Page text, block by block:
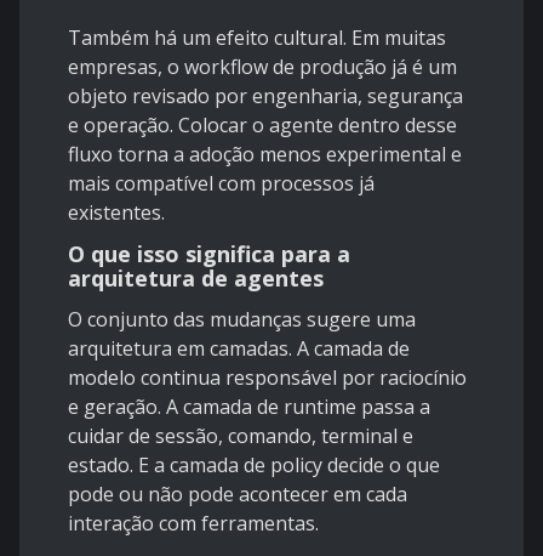
Também há um efeito cultural. Em muitas
empresas, o workflow de produção já é um
objeto revisado por engenharia, segurança
e operação. Colocar o agente dentro desse
fluxo torna a adoção menos experimental e
mais compatível com processos já
existentes.
O que isso significa para a
arquitetura de agentes
O conjunto das mudanças sugere uma
arquitetura em camadas. A camada de
modelo continua responsável por raciocínio
e geração. A camada de runtime passa a
cuidar de sessão, comando, terminal e
estado. E a camada de policy decide o que
pode ou não pode acontecer em cada
interação com ferramentas.